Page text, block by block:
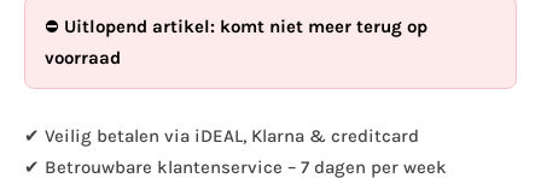
jaarringen
jaarringen
⛔ Uitlopend artikel: komt niet meer terug op
voorraad
✔ Veilig betalen via iDEAL, Klarna & creditcard
✔ Betrouwbare klantenservice – 7 dagen per week